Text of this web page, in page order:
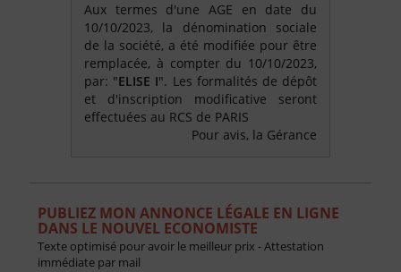
Aux termes d'une AGE en date du
10/10/2023, la dénomination sociale
de la société, a été modifiée pour être
remplacée, à compter du 10/10/2023,
par: "ELISE I". Les formalités de dépôt
et d'inscription modificative seront
effectuées au RCS de PARIS
Pour avis, la Gérance
PUBLIEZ MON ANNONCE LÉGALE EN LIGNE
DANS LE NOUVEL ECONOMISTE
Texte optimisé pour avoir le meilleur prix - Attestation
immédiate par mail